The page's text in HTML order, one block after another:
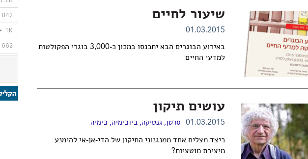
שיעור לחיים
01.03.2015
באירוע הבוגרים הבא יתכנסו במכון כ-3,000 בוגרי הפקולטות
למדעי החיים
עושים תיקון
01.03.2015 סרטן,גנטיקה,ביוכימיה, כימיה
כיצד מצליח אחד ממנגנוני התיקון של הדי-אן-אי להימנע
מיצירת מוטציות?